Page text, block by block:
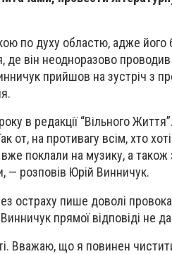
по духу областю, адже його
він неодноразово проводив
прийшов на зустріч з
в редакції “Вільного
от, на противагу всім, хто
поклали на музику, а
— розповів Юрій Винничук.
остраху пише доволі
Винничук прямої відповіді не
Вважаю, що я повинен чистити